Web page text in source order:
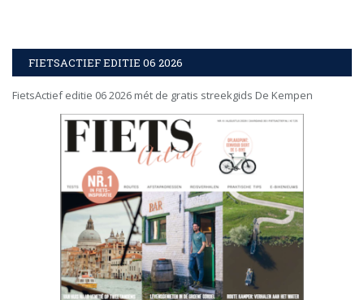
FIETSACTIEF EDITIE 06 2026
FietsActief editie 06 2026 mét de gratis streekgids De Kempen